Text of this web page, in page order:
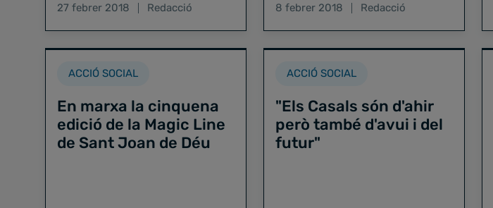
cinquenaedició de la Magic Line, i…
27 febrer 2018 Redacció
recordar tots els sensesostre…
8 febrer 2018 Redacció
ACCIÓ SOCIAL
En marxa la cinquena
edició de la Magic Line
de Sant Joan de Déu
ACCIÓ SOCIAL
"Els Casals són d'ahir
però també d'avui i del
futur"